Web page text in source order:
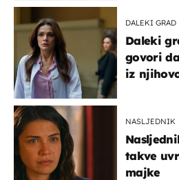
DALEKI GRAD
Daleki
govori
iz
NASLJEDNIK
takve
majke